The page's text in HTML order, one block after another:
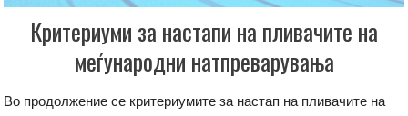
Критериуми за настапи на пливачите на
меѓународни натпреварувања
Во продолжение се критериумите за настап на пливачите на